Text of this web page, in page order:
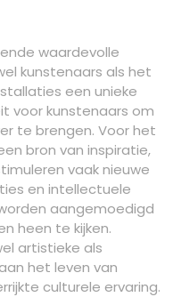
waardevolle
kunstenaars als het
een unieke
voor kunstenaars om
te brengen. Voor het
bron van inspiratie,
vaak nieuwe
en intellectuele
aangemoedigd
heen te kijken.
artistieke als
het leven van
culturele ervaring.